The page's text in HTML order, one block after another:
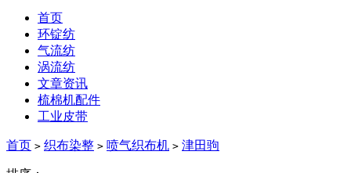
首页
环锭纺
气流纺
涡流纺
文章资讯
梳棉机配件
工业皮带
首页 > 织布染整 > 喷气织布机 > 津田驹